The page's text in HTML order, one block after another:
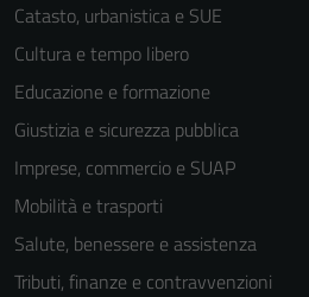
Catasto, urbanistica e SUE
Cultura e tempo libero
Educazione e formazione
Giustizia e sicurezza pubblica
Imprese, commercio e SUAP
Mobilità e trasporti
Salute, benessere e assistenza
Tributi, finanze e contravvenzioni